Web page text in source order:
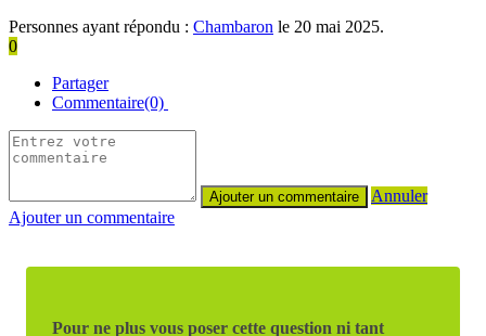
Personnes ayant répondu : Chambaron le 20 mai 2025.
0
Partager
Commentaire(0)
Annuler
Ajouter un commentaire
Pour ne plus vous poser cette question ni tant